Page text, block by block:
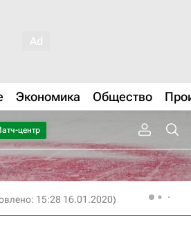
Экономика Общество
центр
15:28 16.01.2020)